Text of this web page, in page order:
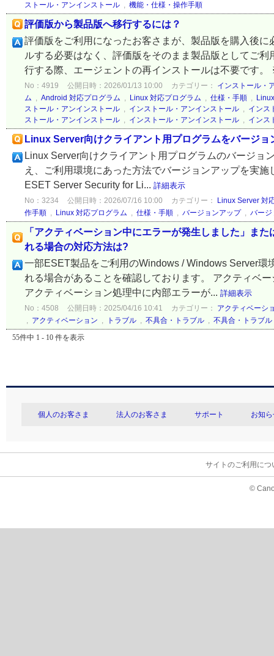
ストール・アンインストール , 機能・仕様・操作手順
評価版から製品版へ移行するには？
評価版をご利用になったお客さまが、製品版を購入後
ルする必要はなく、評価版をそのまま製品版としてご
行する際、エージェントの再インストールは不要です
No：4919 公開日時：2026/01/13 10:00 カテゴリー： インストール・
ム , Android 対応プログラム , Linux 対応プログラム , 仕様・手順 ,
ストール・アンインストール , インストール・アンインストール , インス
ストール・アンインストール , インストール・アンインストール , インス
Linux Server向けクライアント用プログラムをバージョ
Linux Server向けクライアント用プログラムのバージョ
え、ご利用環境にあった方法でバージョンアップを実
ESET Server Security for Li... 詳細表示
No：3234 公開日時：2026/07/16 10:00 カテゴリー：
Linux Server 対
作手順 , Linux 対応プログラム , 仕様・手順 , バージョンアップ, バージ
「アクティベーション中にエラーが発生しました」ま
れる場合の対応方法は?
一部ESET製品をご利用のWindows / Windows Server
れる場合があることを確認しております。 アクティベ
アクティベーション処理中に内部エラーが... 詳細表示
No：4508 公開日時：2025/04/16 10:41 カテゴリー： アクティベーシ
, アクティベーション , トラブル , 不具合・トラブル , 不具合・トラブル
55件中 1 - 10 件を表示
個人のお客さま 法人のお客さま サポート お知
サイトのご利用につ
©